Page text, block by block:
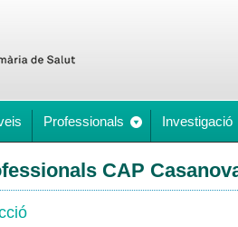
Professionals Investigació
CAP